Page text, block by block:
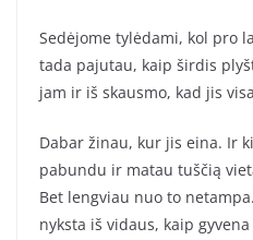
Sedėjome tylėdami, kol pro
tada pajutau, kaip širdis
jam ir iš skausmo, kad jis
Dabar žinau, kur jis eina. Ir
pabundu ir matau tuščią
Bet lengviau nuo to
nyksta iš vidaus, kaip